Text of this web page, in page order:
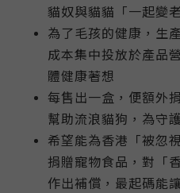
貓奴與貓貓「一起變
為了毛孩的健康，生
成本集中投放於產品
體健康著想
每售出一盒，便額外
幫助流浪貓狗，為守
希望能為香港「被忽
捐贈寵物食品，對「
作出補償，最起碼能